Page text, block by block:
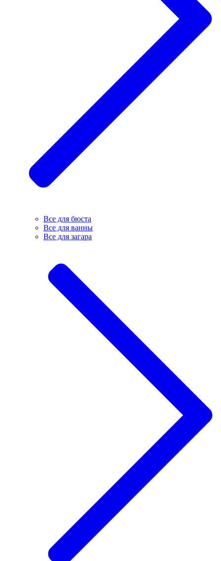
Все для бюста
Все для ванны
Все для загара